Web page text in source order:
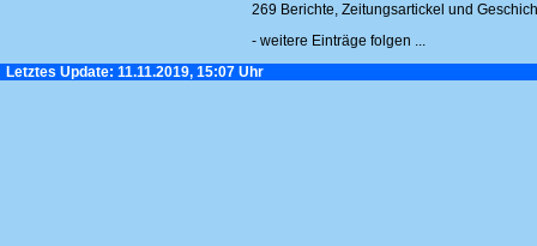
269 Berichte, Zeitungsartickel und
- weitere Einträge folgen ...
Letztes Update: 11.11.2019, 15:07 Uhr